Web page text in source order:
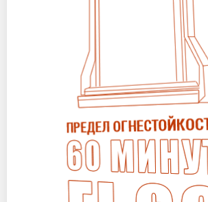
ЗАПРОСИТЬ РАСЧЕТ
+7 (495) 767-19-
Закажите звонок
Москва и вся
info@protivopozharnie-
Работаем без